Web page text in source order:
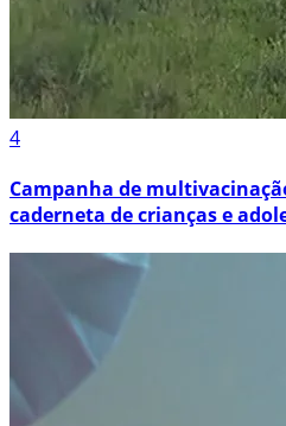
4
Campanha de
caderneta de crianças e